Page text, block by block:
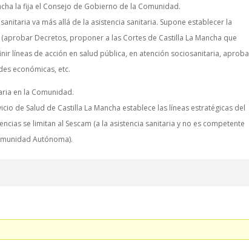
la fija el Consejo de Gobierno de la Comunidad.
va más allá de la asistencia sanitaria. Supone establecer la
Decretos, proponer a las Cortes de Castilla La Mancha que
líneas de acción en salud pública, en atención sociosanitaria,
económicas, etc.
en la Comunidad.
de Salud de Castilla La Mancha establece las líneas estratégicas del
se limitan al Sescam (a la asistencia sanitaria y no es competente
Autónoma).